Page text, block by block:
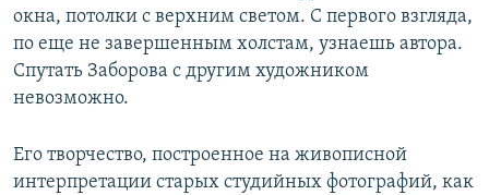
окна, потолки с верхним светом. С первого взгляда,
по еще не завершенным холстам, узнаешь автора.
Спутать Заборова с другим художником
невозможно.
Его творчество, построенное на живописной
интерпретации старых студийных фотографий, как